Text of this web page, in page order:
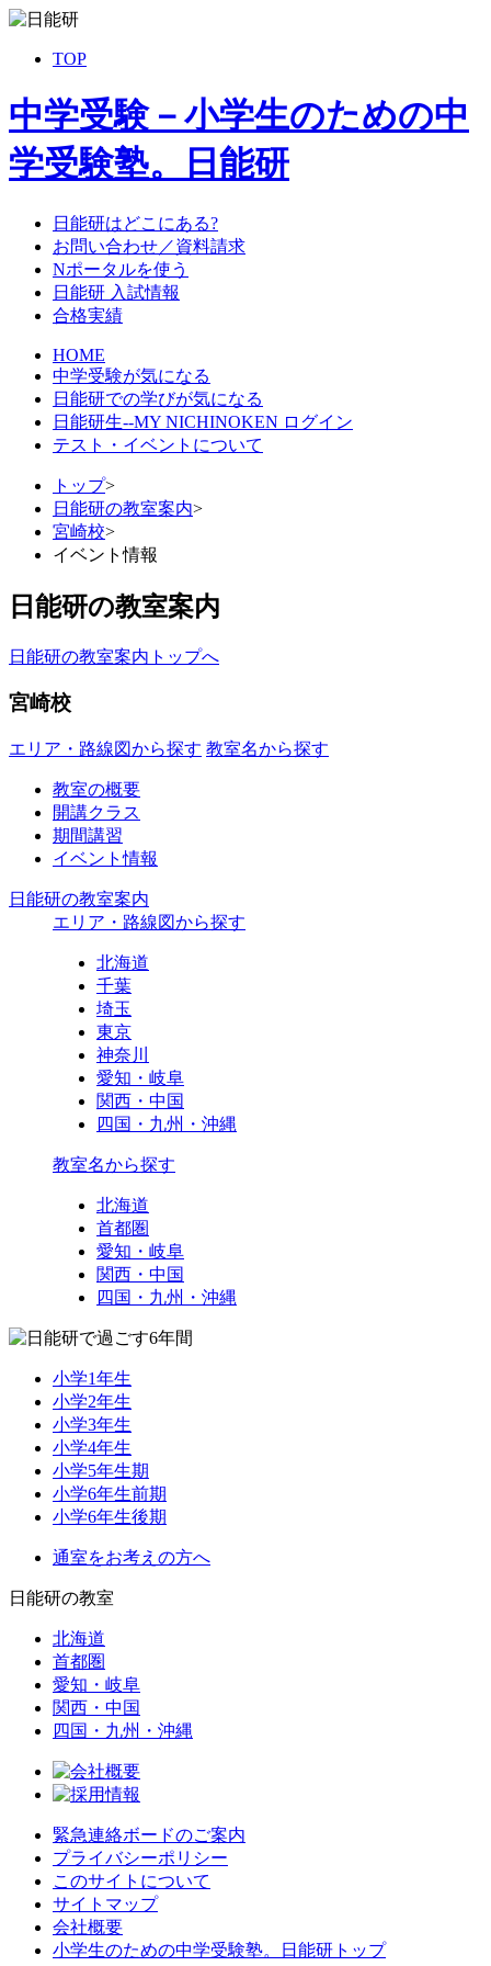
TOP
中学受験－小学生のための中
学受験塾。日能研
日能研はどこにある?
お問い合わせ／資料請求
Nポータルを使う
日能研 入試情報
合格実績
HOME
中学受験が気になる
日能研での学びが気になる
日能研生--MY NICHINOKEN ログイン
テスト・イベントについて
トップ>
日能研の教室案内>
宮崎校>
イベント情報
日能研の教室案内
日能研の教室案内トップへ
宮崎校
エリア・路線図から探す 教室名から探す
教室の概要
開講クラス
期間講習
イベント情報
日能研の教室案内
エリア・路線図から探す
北海道
千葉
埼玉
東京
神奈川
愛知・岐阜
関西・中国
四国・九州・沖縄
教室名から探す
北海道
首都圏
愛知・岐阜
関西・中国
四国・九州・沖縄
小学1年生
小学2年生
小学3年生
小学4年生
小学5年生期
小学6年生前期
小学6年生後期
通室をお考えの方へ
日能研の教室
北海道
首都圏
愛知・岐阜
関西・中国
四国・九州・沖縄
緊急連絡ボードのご案内
プライバシーポリシー
このサイトについて
サイトマップ
会社概要
小学生のための中学受験塾。日能研トップ